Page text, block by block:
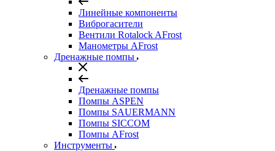
Линейные компоненты
Виброгасители
Вентили Rotalock AFrost
Манометры AFrost
Дренажные помпы
Дренажные помпы
Помпы ASPEN
Помпы SAUERMANN
Помпы SICCOM
Помпы AFrost
Инструменты